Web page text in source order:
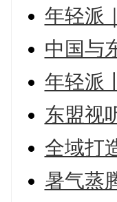
年轻派
中国与
年轻派
东盟视
全域打
暑气蒸